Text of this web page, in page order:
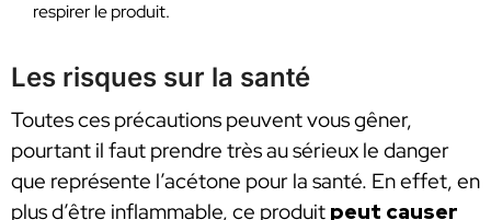
respirer le produit.
Les risques sur la santé
Toutes ces précautions peuvent vous gêner,
pourtant il faut prendre très au sérieux le danger
que représente l’acétone pour la santé. En effet, en
plus d’être inflammable, ce produit peut causer